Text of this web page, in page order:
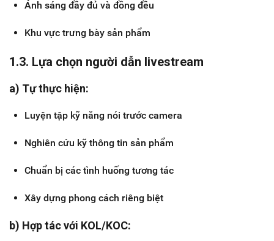
Ánh sáng đầy đủ và đồng đều
Khu vực trưng bày sản phẩm
1.3. Lựa chọn người dẫn livestream
a) Tự thực hiện:
Luyện tập kỹ năng nói trước camera
Nghiên cứu kỹ thông tin sản phẩm
Chuẩn bị các tình huống tương tác
Xây dựng phong cách riêng biệt
b) Hợp tác với KOL/KOC: